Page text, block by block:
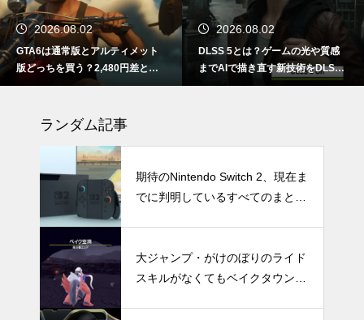
2026.08.02
GTA6は通常版とアルティメット
版どっちを買う？2,480円差と予
約特典の違い
2026.08.02
DLSS 5とは？ゲームの光や質感
までAIで描き直す新技術をDLSS
4.5と比較
ランダム記事
期待のNintendo Switch 2、現在ま
でに判明しているすべてのまと
大ジャンプ・がけのぼりのライド
スキルがなくてもベイクタウン途